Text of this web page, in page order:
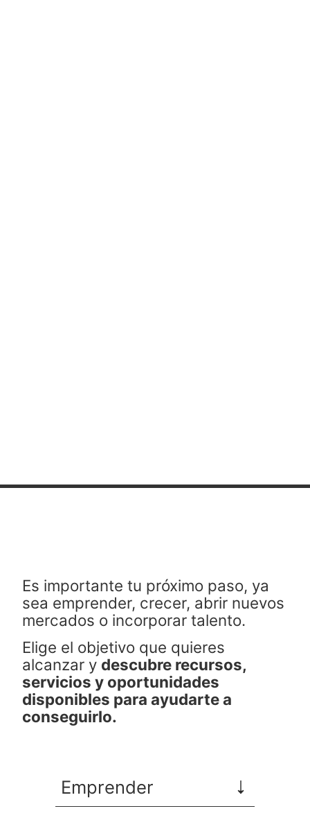
Es importante tu próximo paso, ya
sea emprender, crecer, abrir nuevos
mercados o incorporar talento.
Elige el objetivo que quieres
alcanzar y descubre recursos,
servicios y oportunidades
disponibles para ayudarte a
conseguirlo.
Emprender